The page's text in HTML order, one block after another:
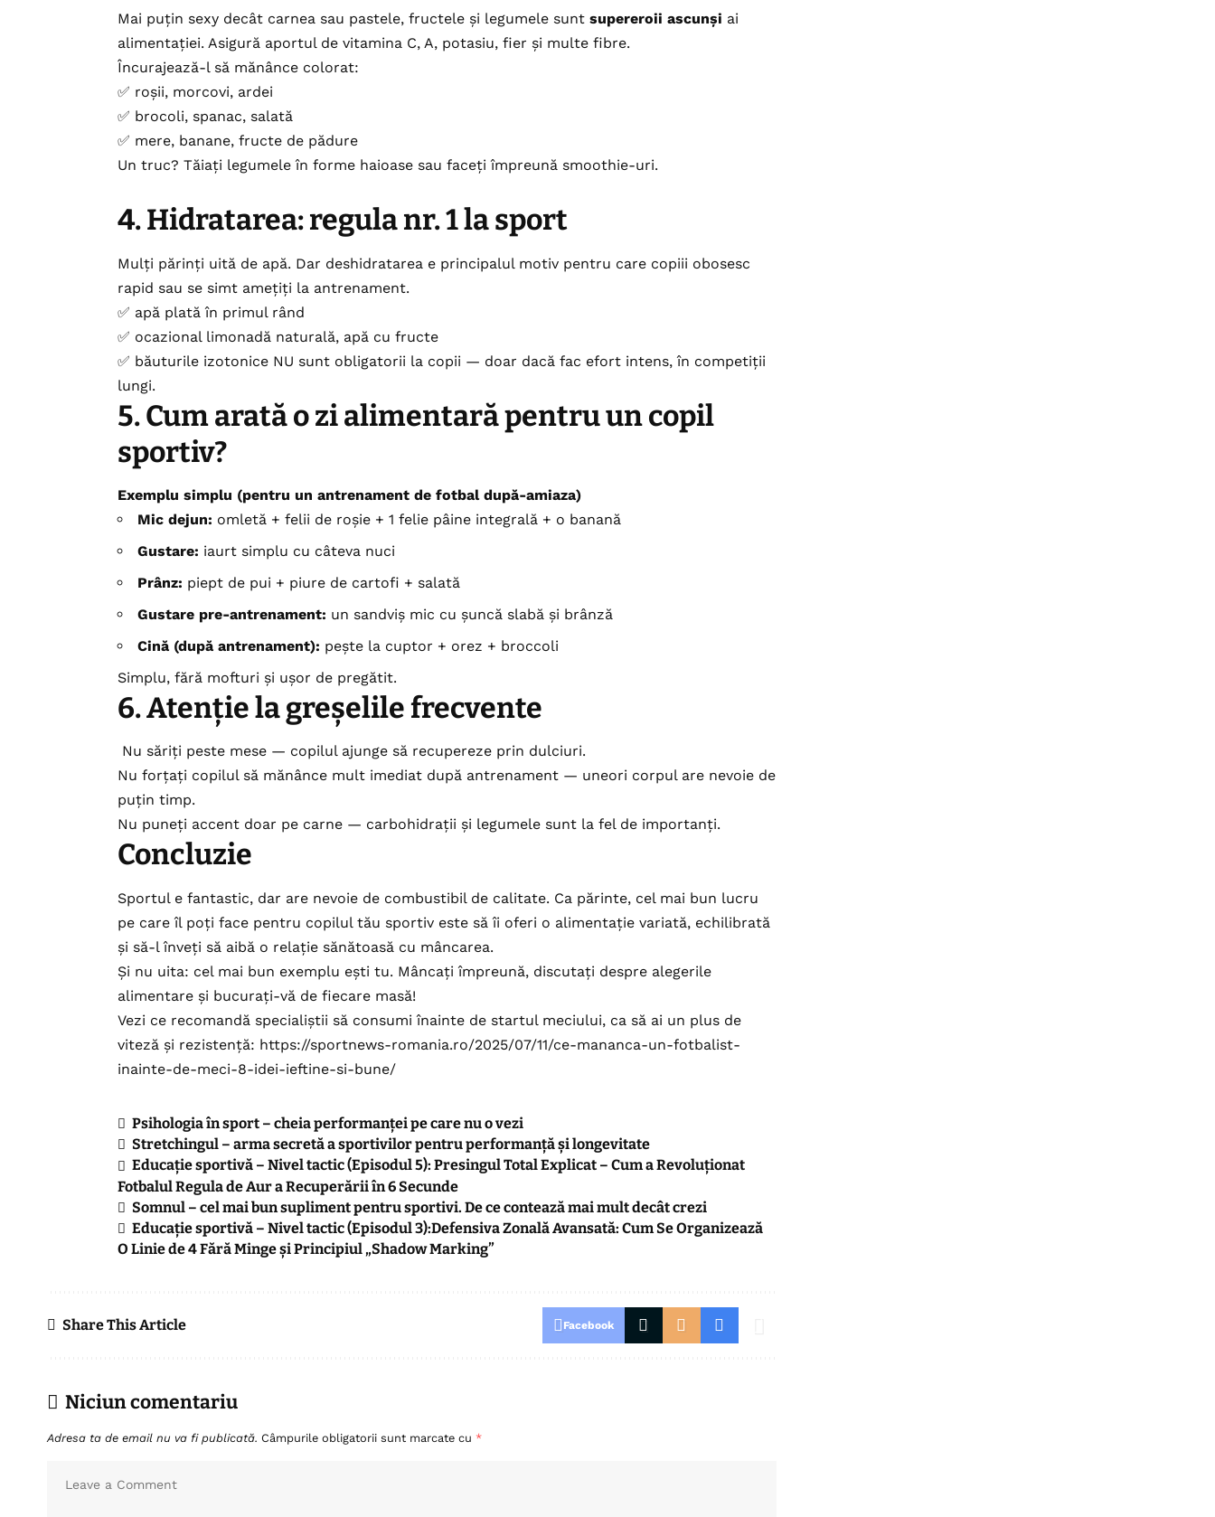
Mai puțin sexy decât carnea sau pastele, fructele și legumele sunt supereroii ascunși ai
alimentației. Asigură aportul de vitamina C, A, potasiu, fier și multe fibre.
Încurajează-l să mănânce colorat:
✅ roșii, morcovi, ardei
✅ brocoli, spanac, salată
✅ mere, banane, fructe de pădure
Un truc? Tăiați legumele în forme haioase sau faceți împreună smoothie-uri.
4. Hidratarea: regula nr. 1 la sport
Mulți părinți uită de apă. Dar deshidratarea e principalul motiv pentru care copiii obosesc
rapid sau se simt amețiți la antrenament.
✅ apă plată în primul rând
✅ ocazional limonadă naturală, apă cu fructe
✅ băuturile izotonice NU sunt obligatorii la copii — doar dacă fac efort intens, în competiții
lungi.
5. Cum arată o zi alimentară pentru un copil
sportiv?
Exemplu simplu (pentru un antrenament de fotbal după-amiaza)
Mic dejun: omletă + felii de roșie + 1 felie pâine integrală + o banană
Gustare: iaurt simplu cu câteva nuci
Prânz: piept de pui + piure de cartofi + salată
Gustare pre-antrenament: un sandviș mic cu șuncă slabă și brânză
Cină (după antrenament): pește la cuptor + orez + broccoli
Simplu, fără mofturi și ușor de pregătit.
6. Atenție la greșelile frecvente
Nu săriți peste mese — copilul ajunge să recupereze prin dulciuri.
Nu forțați copilul să mănânce mult imediat după antrenament — uneori corpul are nevoie de
puțin timp.
Nu puneți accent doar pe carne — carbohidrații și legumele sunt la fel de importanți.
Concluzie
Sportul e fantastic, dar are nevoie de combustibil de calitate. Ca părinte, cel mai bun lucru
pe care îl poți face pentru copilul tău sportiv este să îi oferi o alimentație variată, echilibrată
și să-l înveți să aibă o relație sănătoasă cu mâncarea.
Și nu uita: cel mai bun exemplu ești tu. Mâncați împreună, discutați despre alegerile
alimentare și bucurați-vă de fiecare masă!
Vezi ce recomandă specialiștii să consumi înainte de startul meciului, ca să ai un plus de
viteză și rezistență: https://sportnews-romania.ro/2025/07/11/ce-mananca-un-fotbalist-
inainte-de-meci-8-idei-ieftine-si-bune/
Psihologia în sport – cheia performanței pe care nu o vezi
Stretchingul – arma secretă a sportivilor pentru performanță și longevitate
Educație sportivă – Nivel tactic (Episodul 5): Presingul Total Explicat – Cum a Revoluționat
Fotbalul Regula de Aur a Recuperării în 6 Secunde
Somnul – cel mai bun supliment pentru sportivi. De ce contează mai mult decât crezi
Educație sportivă – Nivel tactic (Episodul 3):Defensiva Zonală Avansată: Cum Se Organizează
O Linie de 4 Fără Minge și Principiul „Shadow Marking”
Share This Article Facebook
Niciun comentariu
Adresa ta de email nu va fi publicată. Câmpurile obligatorii sunt marcate cu *